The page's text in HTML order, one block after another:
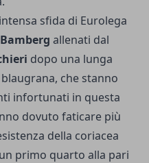
sfida di Eurolega
allenati dal
dopo una lunga
che stanno
infortunati in questa
dovuto faticare più
della coriacea
primo quarto alla pari